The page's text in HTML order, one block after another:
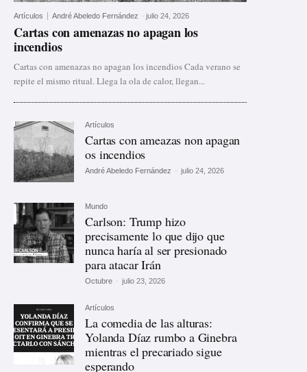
Artículos André Abeledo Fernández - julio 24, 2026
Cartas con amenazas no apagan los
incendios
Cartas con amenazas no apagan los incendios Cada verano se
repite el mismo ritual. Llega la ola de calor, llegan...
Artículos
Cartas con ameazas non apagan
os incendios
André Abeledo Fernández - julio 24, 2026
Mundo
Carlson: Trump hizo
precisamente lo que dijo que
nunca haría al ser presionado
para atacar Irán
Octubre - julio 23, 2026
Artículos
La comedia de las alturas:
Yolanda Díaz rumbo a Ginebra
mientras el precariado sigue
esperando